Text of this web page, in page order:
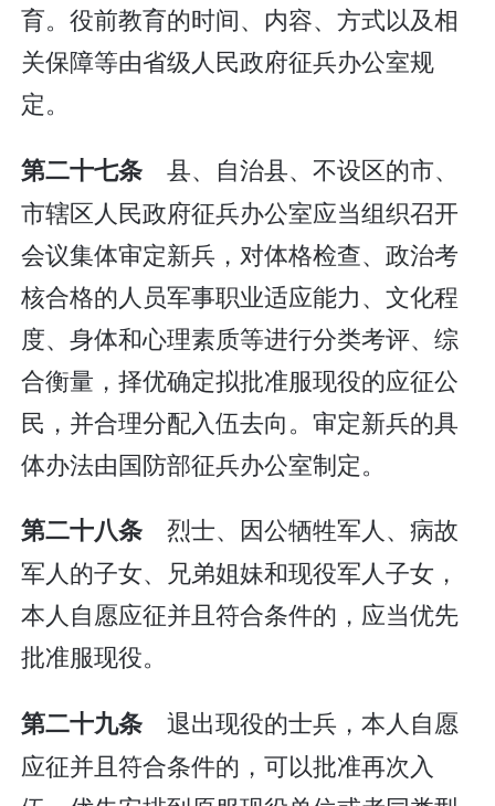
育。役前教育的时间、内容、方式以及相
关保障等由省级人民政府征兵办公室规
定。
第二十七条 县、自治县、不设区的市、
市辖区人民政府征兵办公室应当组织召开
会议集体审定新兵，对体格检查、政治考
核合格的人员军事职业适应能力、文化程
度、身体和心理素质等进行分类考评、综
合衡量，择优确定拟批准服现役的应征公
民，并合理分配入伍去向。审定新兵的具
体办法由国防部征兵办公室制定。
第二十八条 烈士、因公牺牲军人、病故
军人的子女、兄弟姐妹和现役军人子女，
本人自愿应征并且符合条件的，应当优先
批准服现役。
第二十九条 退出现役的士兵，本人自愿
应征并且符合条件的，可以批准再次入